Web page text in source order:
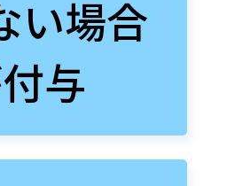
い場合
与